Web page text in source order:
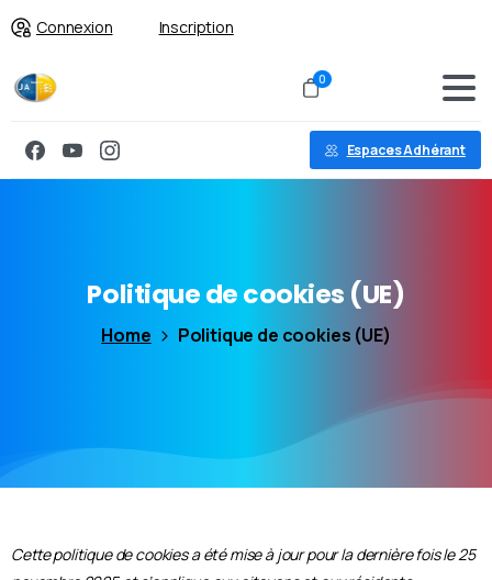
Connexion Inscription
0
Espaces Adhérant
Politiquedecookies (UE)
Home Politique de cookies (UE)
Cette politique de cookies a été mise à jour pour la dernière fois le 25